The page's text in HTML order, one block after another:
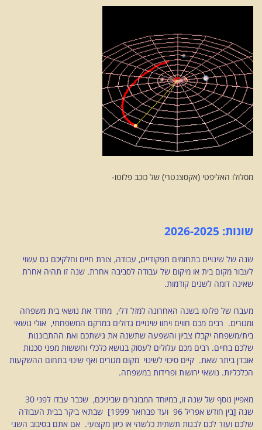
מסלולו האליפטי (אקסצנטרי) של כוכב פלוטו-
שונות: 2026-2025
שנה של שינויים בתחומים תפקודיים, עבודה, צורת חיים וחלקיכם גם עשוי
לעבור מקום בית או מיקום של עבודה לסביבה אחרת. שנה זו תהיה אחרת
שאינה דומה לשנים קודמות.
מעברו של פלוטו בשנה האחרונה למזל דלי, מחדד את נושאי בית משפחה
ומגורים. רבים מכם חווים ויחוו שינויים גדולים במרקם המשפחתי, אולי נושאי
בית/משפחה יקבלו צביון והשפעה שתשנה את גישתכם ואת ההתבוננות
שלכם בחיים. רבים מכם עלולים לעסוק בנושא כלכלי וחששות מפני סכנות
אובדן ביתר שאת. קיים סיכוי לשינוי מקום מגורים ואף שינוי בתחום ההשקעות
הכלכליות. נושאי ירושות ופרידות במשפחה.
מאפיין נוסף של שנה זו, במיוחד המבוגרים שביניכם, שכבר עבדו לפני 30
שנה [בין חודש אפריל 96 ועד פברואר 1999] שבתאי ביקר בבית העבודה
שלכם ועזר לכם לבנות תשתית כלשהי או כיוון מקצועי. אם אתם בסיבוב השני